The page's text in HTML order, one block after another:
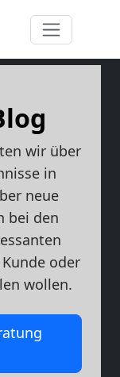
wir über
in
neue
bei den
oder
wollen.